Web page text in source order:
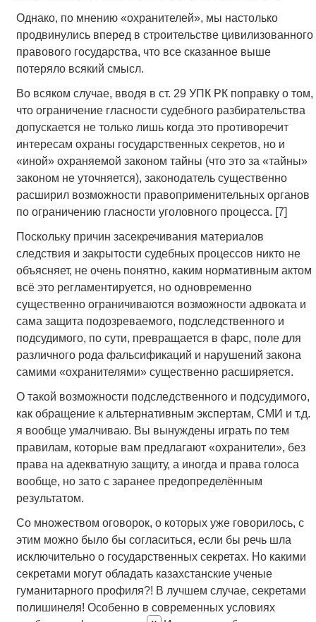
Однако, по мнению «охранителей», мы настолько
продвинулись вперед в строительстве цивилизованного
правового государства, что все сказанное выше
потеряло всякий смысл.
Во всяком случае, вводя в ст. 29 УПК РК поправку о том,
что ограничение гласности судебного разбирательства
допускается не только лишь когда это противоречит
интересам охраны государственных секретов, но и
«иной» охраняемой законом тайны (что это за «тайны»
законом не уточняется), законодатель существенно
расширил возможности правоприменительных органов
по ограничению гласности уголовного процесса. [7]
Поскольку причин засекречивания материалов
следствия и закрытости судебных процессов никто не
объясняет, не очень понятно, каким нормативным актом
всё это регламентируется, но одновременно
существенно ограничиваются возможности адвоката и
сама защита подозреваемого, подследственного и
подсудимого, по сути, превращается в фарс, поле для
различного рода фальсификаций и нарушений закона
самими «охранителями» существенно расширяется.
О такой возможности подследственного и подсудимого,
как обращение к альтернативным экспертам, СМИ и т.д.
я вообще умалчиваю. Вы вынуждены играть по тем
правилам, которые вам предлагают «охранители», без
права на адекватную защиту, а иногда и права голоса
вообще, но зато с заранее предопределённым
результатом.
Со множеством оговорок, о которых уже говорилось, с
этим можно было бы согласиться, если бы речь шла
исключительно о государственных секретах. Но какими
секретами могут обладать казахстанские ученые
гуманитарного профиля?! В лучшем случае, секретами
полишинеля! Особенно в современных условиях